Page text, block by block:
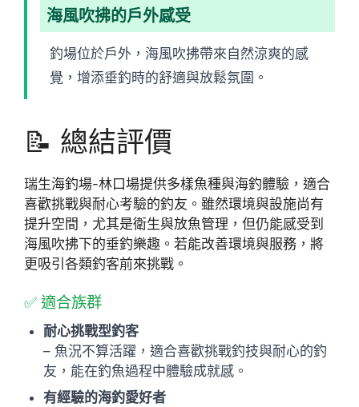
海風吹拂的戶外感受
釣場位於戶外，海風吹拂帶來自然涼爽的感
覺，增添垂釣時的舒適與放鬆氛圍。
📝 總結評價
瑞生海釣場-林口場提供多樣魚種與海釣體驗，適合
喜歡挑戰與耐心考驗的釣友。雖然環境與設施尚有
提升空間，尤其是衛生與放魚管理，但仍能感受到
海風吹拂下的垂釣樂趣。若能改善環境與服務，將
更吸引各類釣客前來挑戰。
✅ 適合族群
耐心挑戰型釣客
– 魚況不算活躍，適合喜歡挑戰釣技與耐心的釣
友，能在釣魚過程中體驗成就感。
有經驗的海釣愛好者